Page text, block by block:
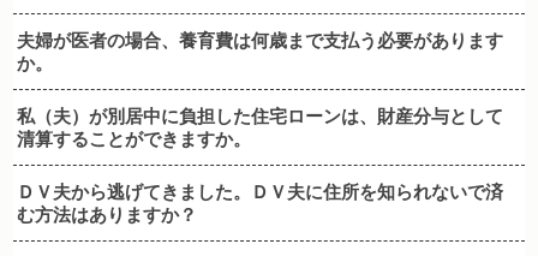
夫婦が医者の場合、養育費は何歳まで支払う必要があります
か。
私（夫）が別居中に負担した住宅ローンは、財産分与として
清算することができますか。
ＤＶ夫から逃げてきました。ＤＶ夫に住所を知られないで済
む方法はありますか？